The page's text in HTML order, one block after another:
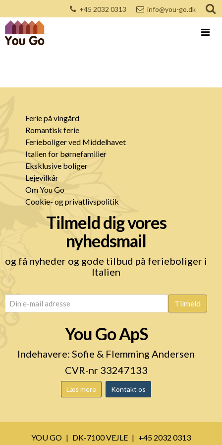
+45 2032 0313 info@you-go.dk
Ferie på vingård
Romantisk ferie
Ferieboliger ved Middelhavet
Italien for børnefamilier
Eksklusive boliger
Lejevilkår
Om You Go
Cookie- og privatlivspolitik
Tilmeld dig vores
nyhedsmail
og få nyheder og gode tilbud på ferieboliger i
Italien
email (Påkrævet) Tilmeld
You Go ApS
Indehavere: Sofie & Flemming Andersen
CVR-nr 33247133
Læs mere Kontakt os
YOU GO DK-7100 VEJLE
+45 2032 0313